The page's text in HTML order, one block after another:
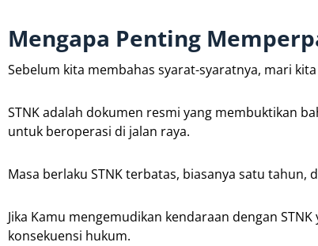
Mengapa Penting
Sebelum kita membahas syarat-syaratnya, mari
STNK adalah dokumen resmi yang membuktikan
untuk beroperasi di jalan raya.
Masa berlaku STNK terbatas, biasanya satu tahun,
Jika Kamu mengemudikan kendaraan dengan
konsekuensi hukum.